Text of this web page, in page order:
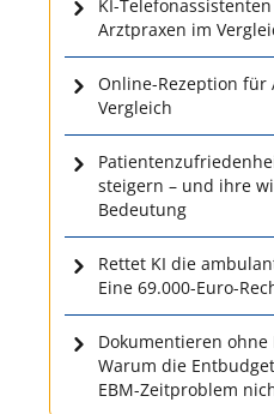
KI-
Arztpraxen im
Online-Rezeption für
Vergleich
steigern – und ihre
Bedeutung
Rettet KI die
Eine 69.000-Euro-
Dokumentieren ohne
Warum die
EBM-Zeitproblem